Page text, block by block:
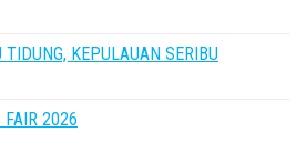
TIDUNG, KEPULAUAN SERIBU
FAIR 2026